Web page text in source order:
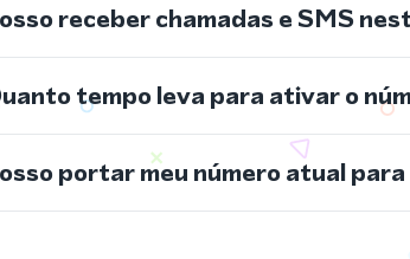
receber chamadas e SMS
tempo leva para ativar o
portar meu número atual